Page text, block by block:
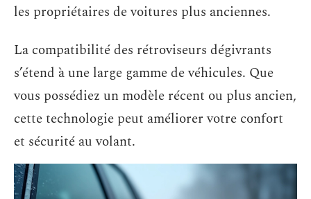
les propriétaires de voitures plus anciennes.
La compatibilité des rétroviseurs dégivrants
s’étend à une large gamme de véhicules. Que
vous possédiez un modèle récent ou plus ancien,
cette technologie peut améliorer votre confort
et sécurité au volant.